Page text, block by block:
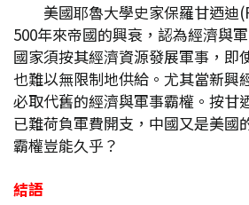
美國耶魯大學史家保羅甘迺
500年來帝國的興衰，認為經濟與
國家須按其經濟資源發展軍事，即
也難以無限制地供給。尤其當新興
必取代舊的經濟與軍事霸權。按甘
已難荷負軍費開支，中國又是美國
霸權豈能久乎？
結語